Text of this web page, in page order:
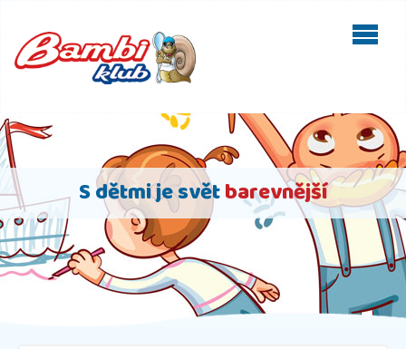
S dětmi je světbarevnější